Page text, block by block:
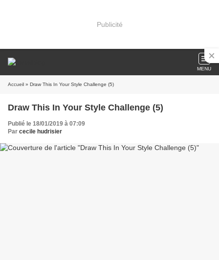
Publicité
MENU
Accueil » Draw This In Your Style Challenge (5)
Draw This In Your Style Challenge (5)
Publié le 18/01/2019 à 07:09
Par cecile hudrisier